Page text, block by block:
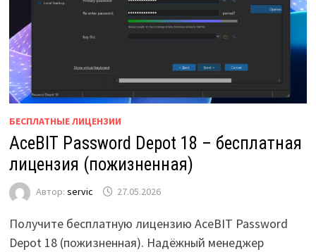
БЕСПЛАТНЫЕ ЛИЦЕНЗИИ
AceBIT Password Depot 18 – бесплатная
лицензия (пожизненная)
Автор: servic 27.05.2026
Получите бесплатную лицензию AceBIT Password
Depot 18 (пожизненная). Надёжный менеджер